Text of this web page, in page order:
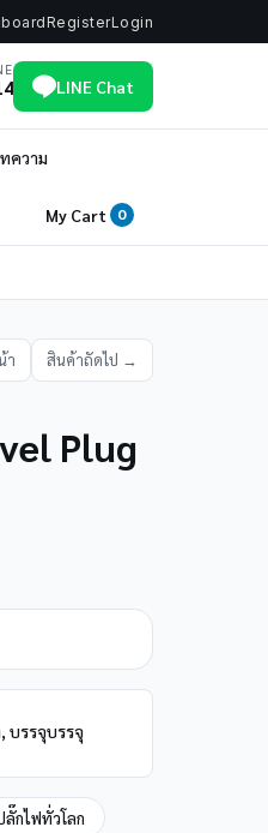
RegisterLogin
LINE Chat
ความ
My Cart 0
า สินค้าถัดไป →
Plug
บรรจุบรรจุ
ลั๊กไฟทั่วโลก